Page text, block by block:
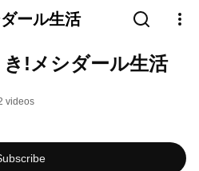
ール生活
き!メシダール生活
videos